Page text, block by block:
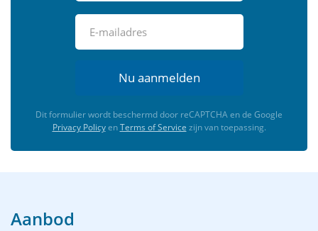
Nu aanmelden
Dit formulier wordt beschermd door reCAPTCHA en de Google
Privacy PolicyenTerms of Service zijn van toepassing.
Aanbod